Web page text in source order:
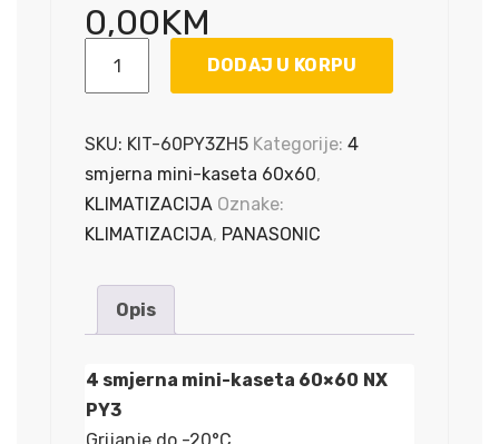
0,00KM
kaseta
Elite
6
kW
A++
količina
DODAJ U KORPU
SKU: KIT-60PY3ZH5 Kategorije: 4
smjerna mini-kaseta 60x60,
KLIMATIZACIJA Oznake:
KLIMATIZACIJA, PANASONIC
Opis
4 smjerna mini-kaseta 60×60 NX
PY3